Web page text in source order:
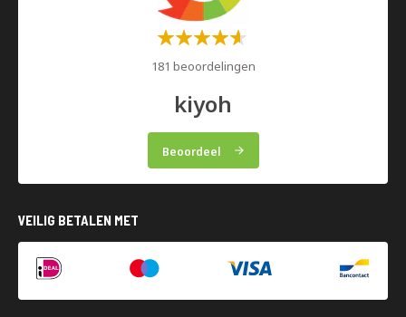
Waardering:
181 beoordelingen
kiyoh
Beoordeel
VEILIG BETALEN MET